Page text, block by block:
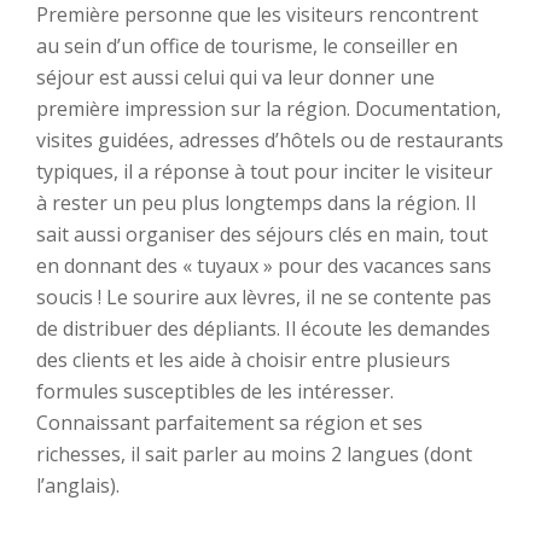
Première personne que les visiteurs rencontrent
au sein d’un office de tourisme, le conseiller en
séjour est aussi celui qui va leur donner une
première impression sur la région. Documentation,
visites guidées, adresses d’hôtels ou de restaurants
typiques, il a réponse à tout pour inciter le visiteur
à rester un peu plus longtemps dans la région. Il
sait aussi organiser des séjours clés en main, tout
en donnant des « tuyaux » pour des vacances sans
soucis ! Le sourire aux lèvres, il ne se contente pas
de distribuer des dépliants. Il écoute les demandes
des clients et les aide à choisir entre plusieurs
formules susceptibles de les intéresser.
Connaissant parfaitement sa région et ses
richesses, il sait parler au moins 2 langues (dont
l’anglais).